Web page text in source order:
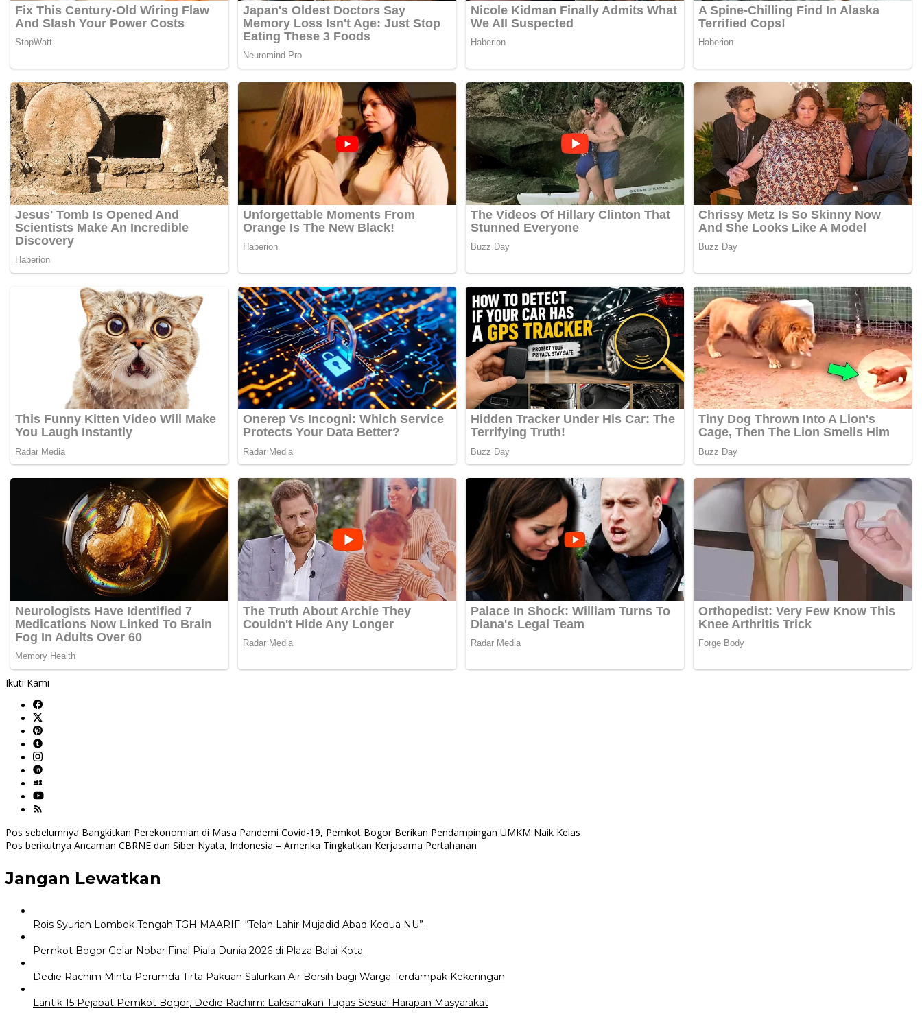
Ikuti Kami
Navigasi
pos
Pos sebelumnya Bangkitkan Perekonomian di Masa Pandemi Covid-19, Pemkot Bogor Berikan Pendampingan UMKM Naik Kelas
Pos berikutnya Ancaman CBRNE dan Siber Nyata, Indonesia – Amerika Tingkatkan Kerjasama Pertahanan
Jangan Lewatkan
Rois Syuriah Lombok Tengah TGH MAARIF: “Telah Lahir Mujadid Abad Kedua NU”
Pemkot Bogor Gelar Nobar Final Piala Dunia 2026 di Plaza Balai Kota
Dedie Rachim Minta Perumda Tirta Pakuan Salurkan Air Bersih bagi Warga Terdampak Kekeringan
Lantik 15 Pejabat Pemkot Bogor, Dedie Rachim: Laksanakan Tugas Sesuai Harapan Masyarakat